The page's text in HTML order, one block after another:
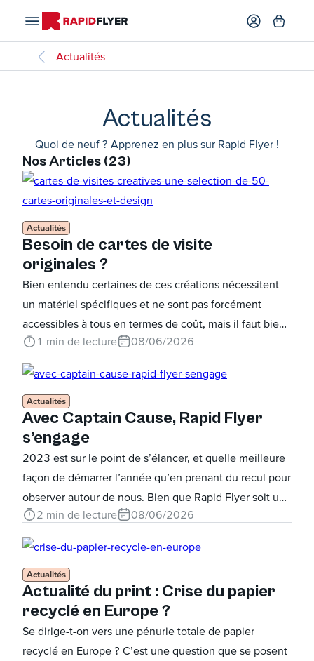
Actualités
Actualités
Quoi de neuf ? Apprenez en plus sur Rapid Flyer !
Nos Articles (23)
Actualités
Besoin de cartes de visite
originales ?
Bien entendu certaines de ces créations nécessitent
un matériel spécifiques et ne sont pas forcément
accessibles à tous en termes de coût, mais il faut bien
reconnaître que le résultat est là et que ces cartes ne
laisseront pas indifférent les personnes qui les auront
en main !
1 min de lecture 08/06/2026
Actualités
Avec Captain Cause, Rapid Flyer
s’engage
2023 est sur le point de s’élancer, et quelle meilleure
façon de démarrer l’année qu’en prenant du recul pour
observer autour de nous. Bien que Rapid Flyer soit une
imprimerie en ligne, c’est aussi une entreprise dans
laquelle travaillent des êtres humains qui ont une
conscience et des convictions. Les associations, de par
leur nombre et leur diversité, permettent à n’importe
qui de soutenir une cause qui lui est chère en
participant financièrement ou en réalisant des actions
qui bénéficieront à l’association en question. En ce
début d’année, Rapid Flyer a donc décidé d’offrir à ses
2 min de lecture 08/06/2026
Actualités
Actualité du print : Crise du papier
recyclé en Europe ?
Se dirige-t-on vers une pénurie totale de papier
recyclé en Europe ? C’est une question que se posent